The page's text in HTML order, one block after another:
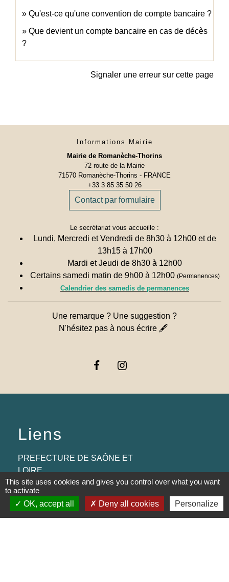
Qu'est-ce qu'une convention de compte bancaire ?
Que devient un compte bancaire en cas de décès
?
Signaler une erreur sur cette page
Informations Mairie
Mairie de Romanèche-Thorins
72 route de la Mairie
71570 Romanèche-Thorins - FRANCE
+33 3 85 35 50 26
Contact par formulaire
Le secrétariat vous accueille :
Lundi, Mercredi et Vendredi de 8h30 à 12h00 et de
13h15 à 17h00
Mardi et Jeudi de 8h30 à 12h00
Certains samedi matin de 9h00 à 12h00 (Permanences)
Calendrier des samedis de permanences
Une remarque ? Une suggestion ?
N'hésitez pas à nous écrire 🖋
Liens
PREFECTURE DE SAÔNE ET
LOIRE
RÉGION BOURGOGNE-
FRANCHE-COMTE
This site uses cookies and gives you control over what you want
to activate
OK, accept all
Deny all cookies Personalize